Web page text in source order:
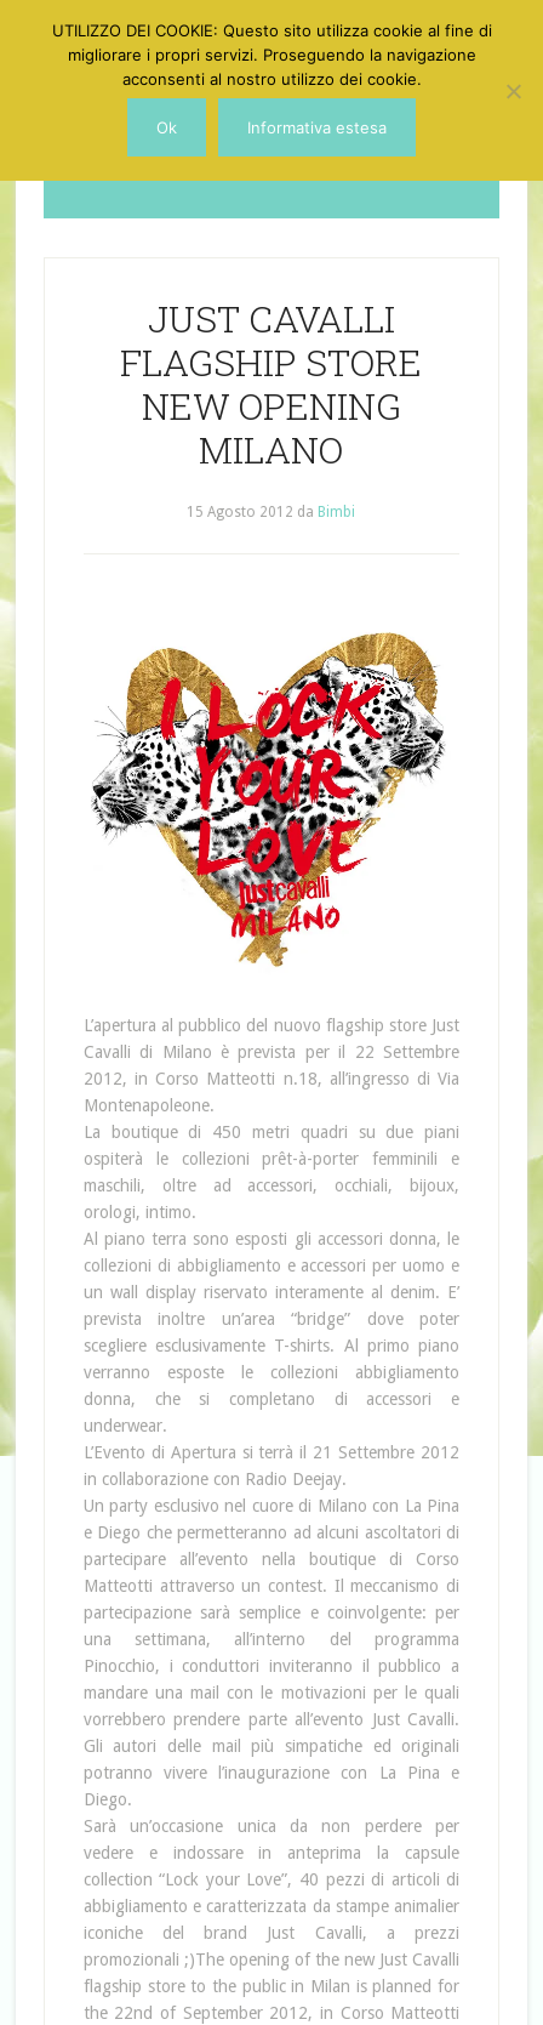
Dotgirl
JUST CAVALLI
FLAGSHIP STORE
NEW OPENING
MILANO
15 Agosto 2012 da Bimbi
L’apertura al pubblico del nuovo flagship store Just
Cavalli di Milano è prevista per il 22 Settembre
2012, in Corso Matteotti n.18, all’ingresso di Via
Montenapoleone.
La boutique di 450 metri quadri su due piani
ospiterà le collezioni prêt-à-porter femminili e
maschili, oltre ad accessori, occhiali, bijoux,
orologi, intimo.
Al piano terra sono esposti gli accessori donna, le
collezioni di abbigliamento e accessori per uomo e
un wall display riservato interamente al denim. E’
prevista inoltre un’area “bridge” dove poter
scegliere esclusivamente T-shirts. Al primo piano
verranno esposte le collezioni abbigliamento
donna, che si completano di accessori e
underwear.
L’Evento di Apertura si terrà il 21 Settembre 2012
in collaborazione con Radio Deejay.
Un party esclusivo nel cuore di Milano con La Pina
e Diego che permetteranno ad alcuni ascoltatori di
partecipare all’evento nella boutique di Corso
Matteotti attraverso un contest. Il meccanismo di
partecipazione sarà semplice e coinvolgente: per
una settimana, all’interno del programma
Pinocchio, i conduttori inviteranno il pubblico a
mandare una mail con le motivazioni per le quali
vorrebbero prendere parte all’evento Just Cavalli.
Gli autori delle mail più simpatiche ed originali
potranno vivere l’inaugurazione con La Pina e
Diego.
Sarà un’occasione unica da non perdere per
vedere e indossare in anteprima la capsule
collection “Lock your Love”, 40 pezzi di articoli di
abbigliamento e caratterizzata da stampe animalier
iconiche del brand Just Cavalli, a prezzi
promozionali ;)The opening of the new Just Cavalli
flagship store to the public in Milan is planned for
the 22nd of September 2012, in Corso Matteotti
UTILIZZO DEI COOKIE: Questo sito utilizza cookie al fine di
migliorare i propri servizi. Proseguendo la navigazione
acconsenti al nostro utilizzo dei cookie.
Ok Informativa estesa